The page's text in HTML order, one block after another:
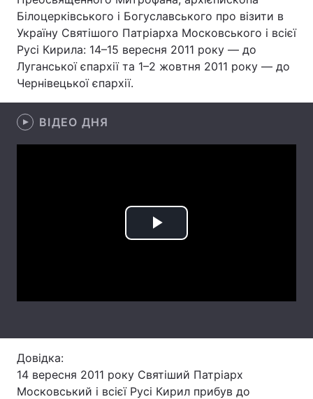
Головна Війна
Україна Політика
Економіка
Відео з Youtube Статті
Білоцерківського і Богуславського про візити в
Україну Святішого Патріарха Московського і всієї
Русі Кирила: 14–15 вересня 2011 року — до
Луганської єпархії та 1–2 жовтня 2011 року — до
Чернівецької єпархії.
ВІДЕО ДНЯ
Play
Довідка:
14 вересня 2011 року Святіший Патріарх
Московський і всієї Русі Кирил прибув до